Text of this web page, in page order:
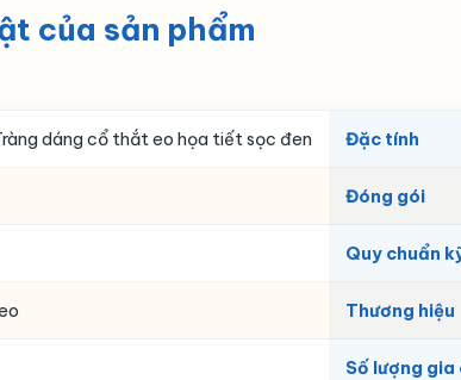
của sản phẩm
dáng cổ thắt eo họa tiết sọc đen Đặc tính
Đóng gói
Quy chuẩn
Thương hiệu
Số lượng gia